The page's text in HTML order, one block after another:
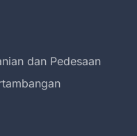
dan Pedesaan